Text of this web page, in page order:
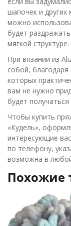
шапочек и
можно
будет
мягкой структуре.
При вязании из
собой,
которых
вам не нужно
будет
Чтобы купить
«Кудель»,
интересующие
по телефону,
возможна в
Похожие